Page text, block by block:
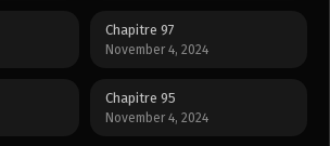
Chapitre 97
November 4, 2024
Chapitre 95
November 4, 2024